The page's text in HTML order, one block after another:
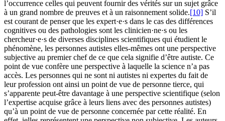
l’occurrence celles qui peuvent fournir des vérités sur un sujet grâce
à un grand nombre de preuves et à un raisonnement solide.[10] S’il
est courant de penser que les expert·e·s dans le cas des différences
cognitives ou des pathologies sont les clinicien·ne·s ou les
chercheur·e·s de diverses disciplines scientifiques qui étudient le
phénomène, les personnes autistes elles-mêmes ont une perspective
subjective au premier chef de ce que cela signifie d’être autiste. Ce
point de vue confère une perspective à laquelle la science n’a pas
accès. Les personnes qui ne sont ni autistes ni expertes du fait de
leur profession ont ainsi un point de vue de personne tierce, qui
s’apparente peut-être davantage à une perspective scientifique (selon
l’expertise acquise grâce à leurs liens avec des personnes autistes)
qu’à un point de vue de personne concernée par cette réalité. En